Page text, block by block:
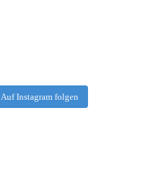
Auf Instagram folgen